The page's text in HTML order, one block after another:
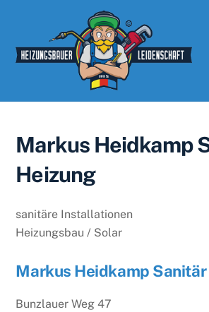
content
Markus Heidkamp
Heizung
sanitäre Installationen
Heizungsbau / Solar
Markus Heidkamp Sanitär
Bunzlauer Weg 47